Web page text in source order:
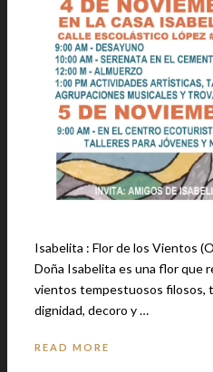
Isabelita : Flor de los Vientos
Doña Isabelita es una flor que
vientos tempestuosos filosos,
dignidad, decoro y …
READ MORE